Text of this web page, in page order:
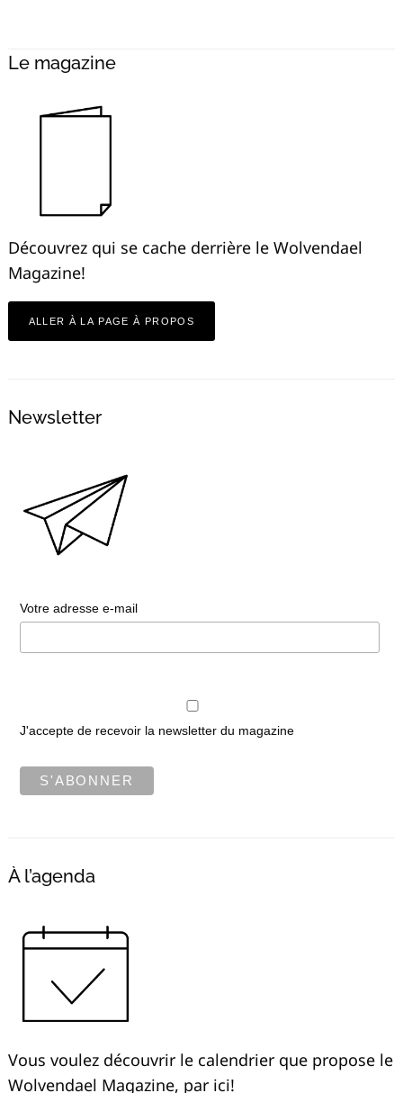
Le magazine
Découvrez qui se cache derrière le Wolvendael
Magazine!
ALLER À LA PAGE À PROPOS
Newsletter
Votre adresse e-mail
J'accepte de recevoir la newsletter du magazine
À l’agenda
Vous voulez découvrir le calendrier que propose le
Wolvendael Magazine, par ici!